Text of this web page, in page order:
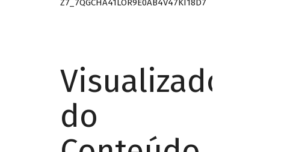
Visualizador
do